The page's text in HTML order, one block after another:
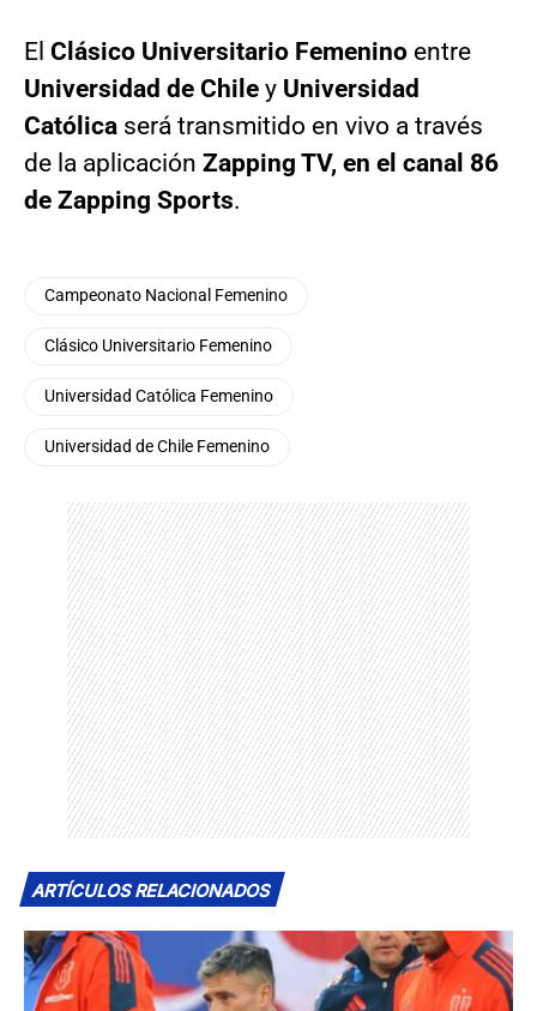
El Clásico Universitario Femenino entre
Universidad de Chile y Universidad
Católica será transmitido en vivo a través
de la aplicación Zapping TV, en el canal 86
de Zapping Sports.
Campeonato Nacional Femenino
Clásico Universitario Femenino
Universidad Católica Femenino
Universidad de Chile Femenino
ARTÍCULOS RELACIONADOS